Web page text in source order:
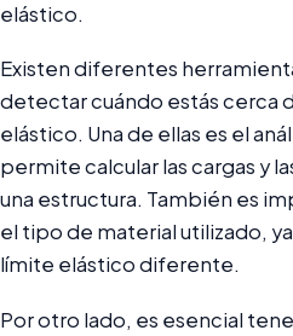
elástico.
Existen diferentes
detectar cuándo estás cerca
elástico. Una de ellas es el
permite calcular las cargas y
una estructura. También es
el tipo de material utilizado,
límite elástico diferente.
Por otro lado, es esencial